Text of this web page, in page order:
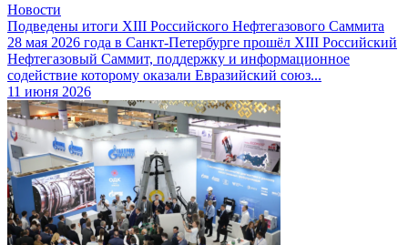
Новости
Подведены итоги XIII Российского Нефтегазового Саммита
28 мая 2026 года в Санкт-Петербурге прошёл XIII Российский
Нефтегазовый Саммит, поддержку и информационное
содействие которому оказали Евразийский союз...
11 июня 2026